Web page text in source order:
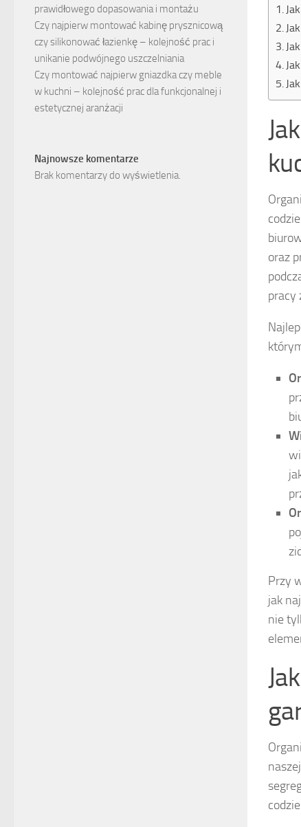
oraz
pracy
Przy
jak
nie
prawidłowego dopasowania i montażu
Czy najpierw montować kabinę prysznicową
czy silikonować łazienkę – kolejność prac i
unikanie podwójnego uszczelniania
Czy montować najpierw gniazdka czy meble
w kuchni – kolejność prac dla funkcjonalnej i
estetycznej aranżacji
Najnowsze komentarze
Brak komentarzy do wyświetlenia.